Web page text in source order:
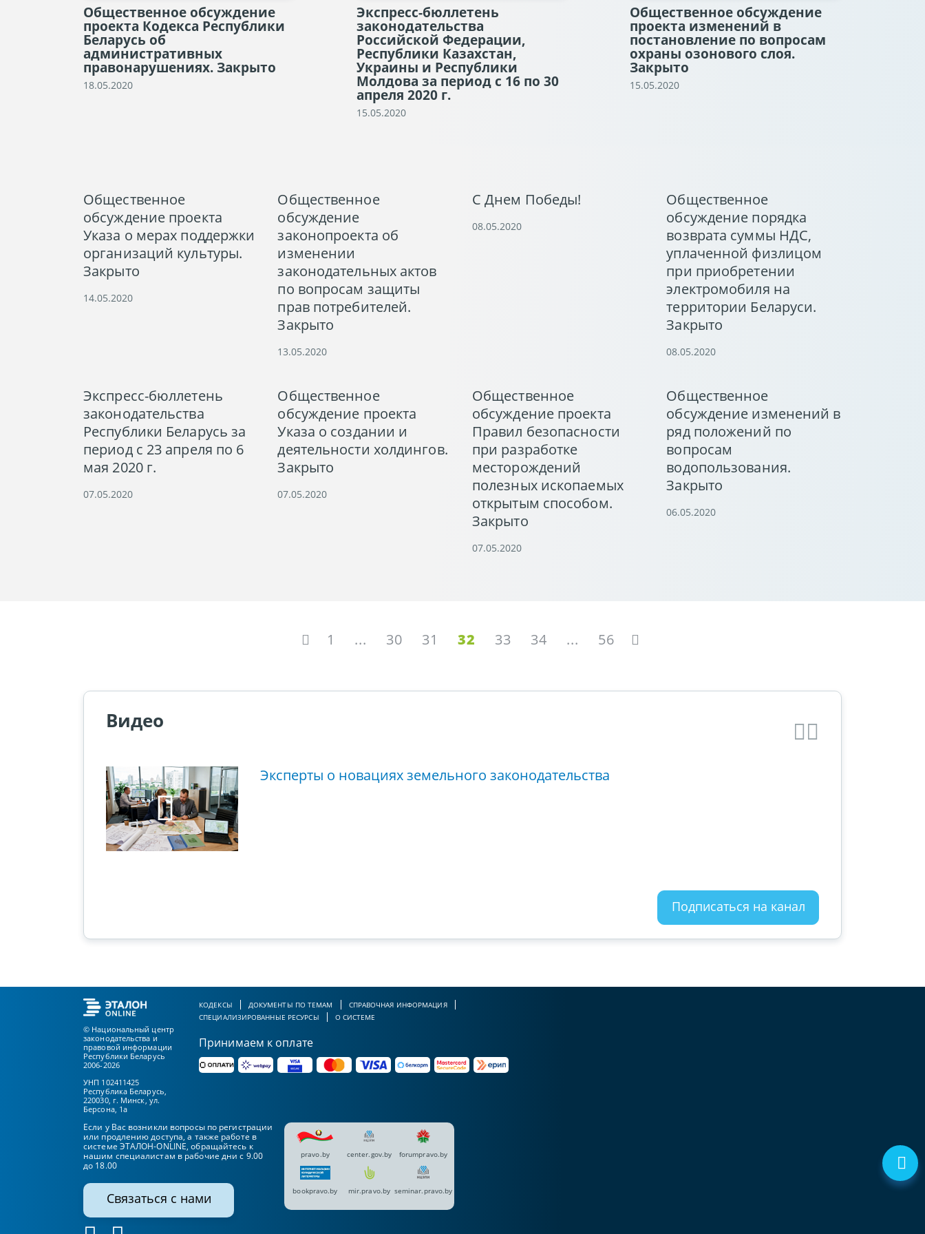
Общественное обсуждение
проекта Кодекса Республики
Беларусь об
административных
правонарушениях. Закрыто
18.05.2020
Экспресс-бюллетень
законодательства
Российской Федерации,
Республики Казахстан,
Украины и Республики
Молдова за период с 16 по 30
апреля 2020 г.
15.05.2020
Общественное обсуждение
проекта изменений в
постановление по вопросам
охраны озонового слоя.
Закрыто
15.05.2020
Общественное
обсуждение проекта
Указа о мерах поддержки
организаций культуры.
Закрыто
14.05.2020
Общественное
обсуждение
законопроекта об
изменении
законодательных актов
по вопросам защиты
прав потребителей.
Закрыто
13.05.2020
С Днем Победы!
08.05.2020
Общественное
обсуждение порядка
возврата суммы НДС,
уплаченной физлицом
при приобретении
электромобиля на
территории Беларуси.
Закрыто
08.05.2020
Экспресс-бюллетень
законодательства
Республики Беларусь за
период с 23 апреля по 6
мая 2020 г.
07.05.2020
Общественное
обсуждение проекта
Указа о создании и
деятельности холдингов.
Закрыто
07.05.2020
Общественное
обсуждение проекта
Правил безопасности
при разработке
месторождений
полезных ископаемых
открытым способом.
Закрыто
07.05.2020
Общественное
обсуждение изменений в
ряд положений по
вопросам
водопользования.
Закрыто
06.05.2020
1 ... 30 31 32 33 34 ... 56
Видео
Эксперты о новациях земельного законодательства
Подписаться на канал
© Национальный центр
законодательства и
правовой информации
Республики Беларусь
2006-2026
УНП 102411425
Республика Беларусь,
220030, г. Минск, ул.
Берсона, 1а
КОДЕКСЫ ДОКУМЕНТЫ ПО ТЕМАМ
СПРАВОЧНАЯ ИНФОРМАЦИЯ
СПЕЦИАЛИЗИРОВАННЫЕ РЕСУРСЫ
О СИСТЕМЕ
Принимаем к оплате
Если у Вас возникли вопросы по регистрации
или продлению доступа, а также работе в
системе ЭТАЛОН-ONLINE, обращайтесь к
нашим специалистам в рабочие дни с 9.00
до 18.00
Связаться с нами
pravo.by center.gov.by forumpravo.by
bookpravo.by mir.pravo.by seminar.pravo.by